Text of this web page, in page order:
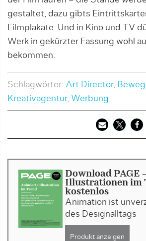
gestaltet, dazu gibts
Filmplakate. Und in Kino und TV
Werk in gekürzter Fassung wohl
bekommen.
Schlagwörter: Art Director,
Kreativagentur, Werbung
Download
Illustrationen im
kostenlos
Animation ist
des Designalltags
Produkt anzeigen